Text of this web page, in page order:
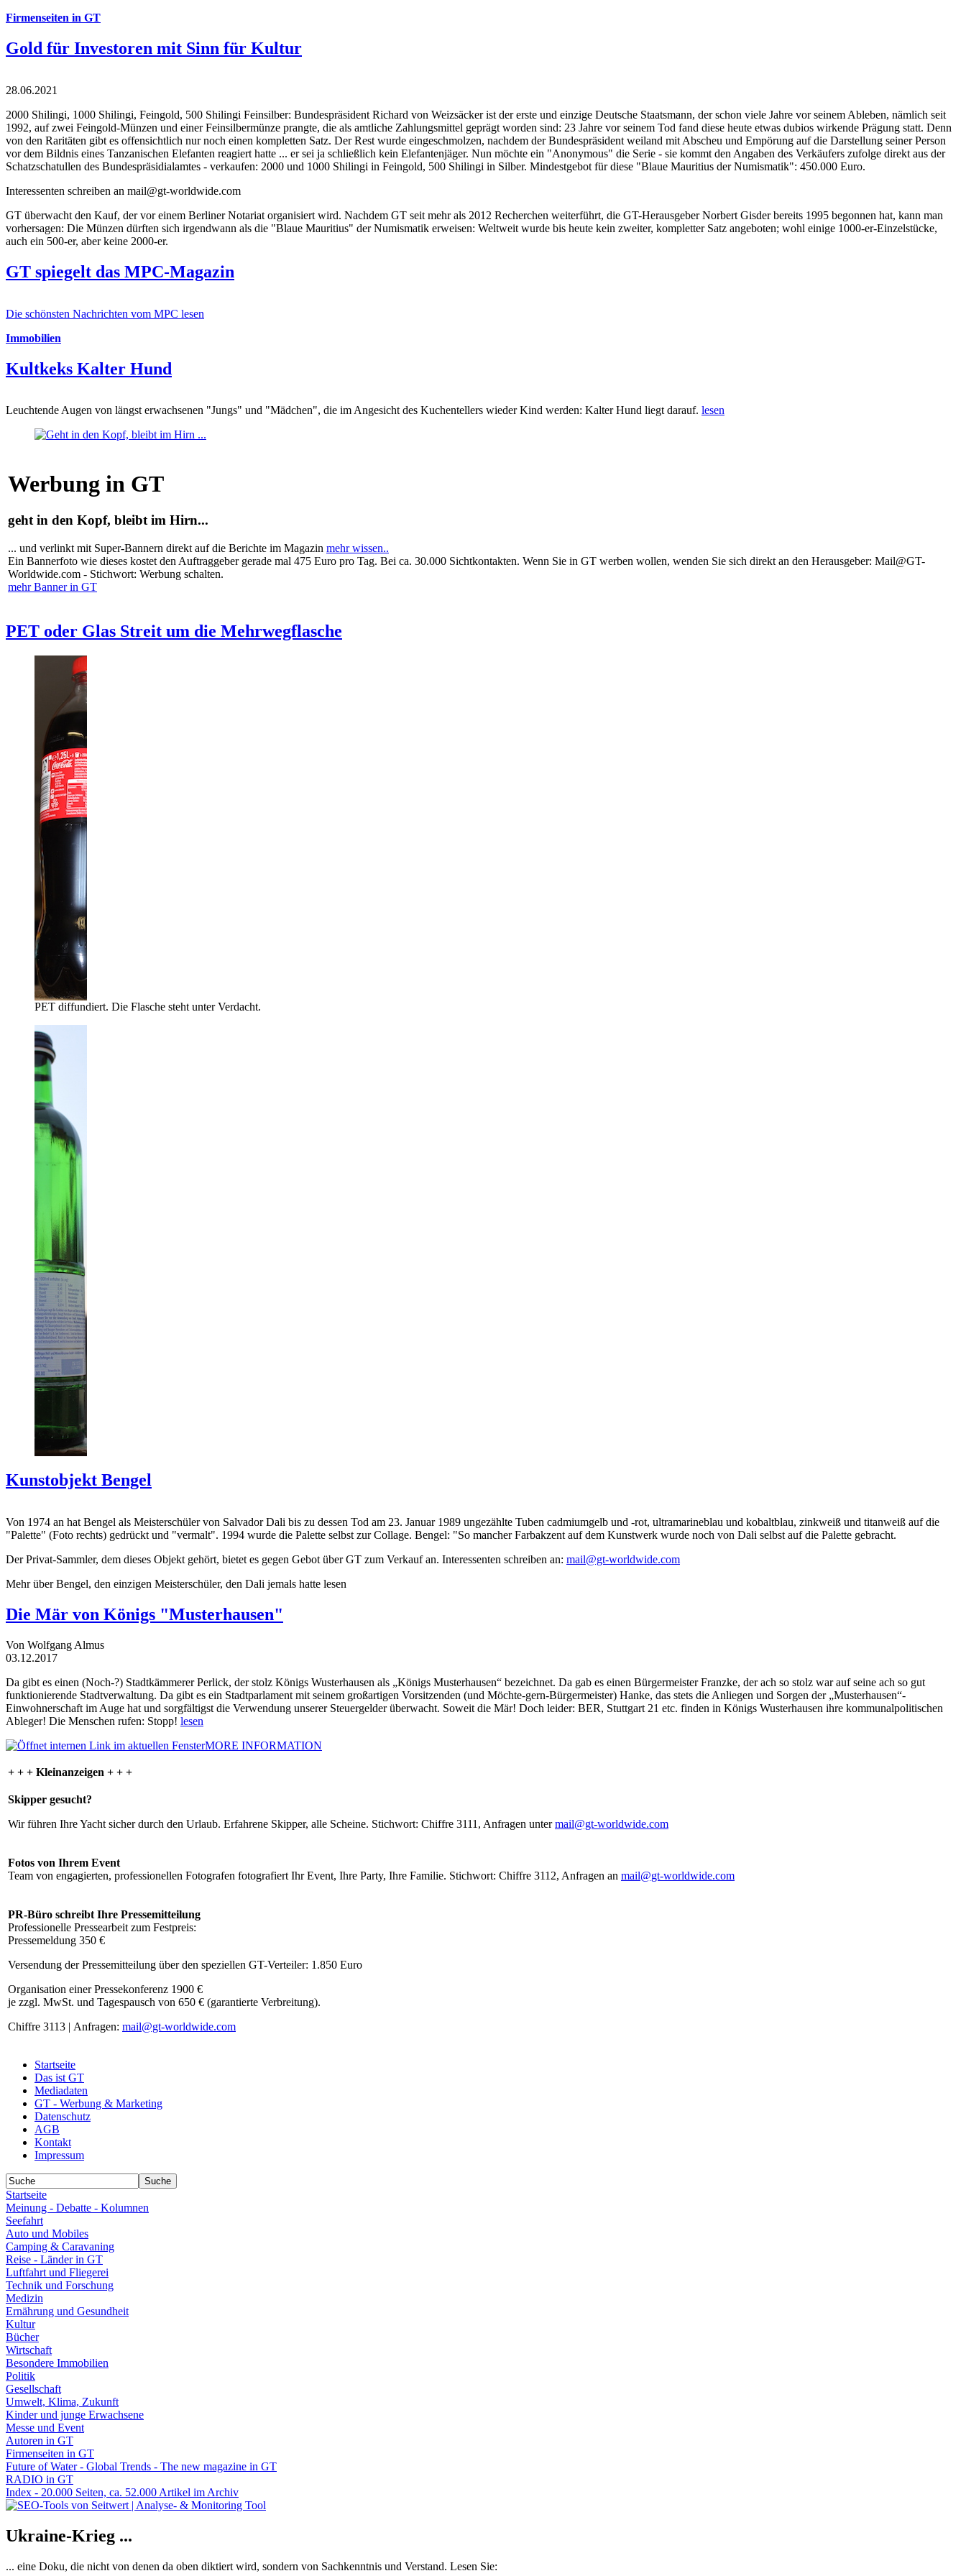
Firmenseiten in GT
Gold für Investoren mit Sinn für Kultur
28.06.2021
2000 Shilingi, 1000 Shilingi, Feingold, 500 Shilingi Feinsilber: Bundespräsident Richard von Weizsäcker ist der erste und einzige Deutsche Staatsmann, der schon viele Jahre vor seinem Ableben, nämlich seit
1992, auf zwei Feingold-Münzen und einer Feinsilbermünze prangte, die als amtliche Zahlungsmittel geprägt worden sind: 23 Jahre vor seinem Tod fand diese heute etwas dubios wirkende Prägung statt. Denn
von den Raritäten gibt es offensichtlich nur noch einen kompletten Satz. Der Rest wurde eingeschmolzen, nachdem der Bundespräsident weiland mit Abscheu und Empörung auf die Darstellung seiner Person
vor dem Bildnis eines Tanzanischen Elefanten reagiert hatte ... er sei ja schließlich kein Elefantenjäger. Nun möchte ein "Anonymous" die Serie - sie kommt den Angaben des Verkäufers zufolge direkt aus der
Schatzschatullen des Bundespräsidialamtes - verkaufen: 2000 und 1000 Shilingi in Feingold, 500 Shilingi in Silber. Mindestgebot für diese "Blaue Mauritius der Numismatik": 450.000 Euro.
Interessenten schreiben an mail@gt-worldwide.com
GT überwacht den Kauf, der vor einem Berliner Notariat organisiert wird. Nachdem GT seit mehr als 2012 Recherchen weiterführt, die GT-Herausgeber Norbert Gisder bereits 1995 begonnen hat, kann man
vorhersagen: Die Münzen dürften sich irgendwann als die "Blaue Mauritius" der Numismatik erweisen: Weltweit wurde bis heute kein zweiter, kompletter Satz angeboten; wohl einige 1000-er-Einzelstücke,
auch ein 500-er, aber keine 2000-er.
GT spiegelt das MPC-Magazin
Die schönsten Nachrichten vom MPC lesen
Immobilien
Kultkeks Kalter Hund
Leuchtende Augen von längst erwachsenen "Jungs" und "Mädchen", die im Angesicht des Kuchentellers wieder Kind werden: Kalter Hund liegt darauf. lesen
Werbung in GT
geht in den Kopf, bleibt im Hirn...
... und verlinkt mit Super-Bannern direkt auf die Berichte im Magazin mehr wissen..
Ein Bannerfoto wie dieses kostet den Auftraggeber gerade mal 475 Euro pro Tag. Bei ca. 30.000 Sichtkontakten. Wenn Sie in GT werben wollen, wenden Sie sich direkt an den Herausgeber: Mail@GT-
Worldwide.com - Stichwort: Werbung schalten.
mehr Banner in GT
PET oder Glas Streit um die Mehrwegflasche
PET diffundiert. Die Flasche steht unter Verdacht.
Kunstobjekt Bengel
Von 1974 an hat Bengel als Meisterschüler von Salvador Dali bis zu dessen Tod am 23. Januar 1989 ungezählte Tuben cadmiumgelb und -rot, ultramarineblau und kobaltblau, zinkweiß und titanweiß auf die
"Palette" (Foto rechts) gedrückt und "vermalt". 1994 wurde die Palette selbst zur Collage. Bengel: "So mancher Farbakzent auf dem Kunstwerk wurde noch von Dali selbst auf die Palette gebracht.
Der Privat-Sammler, dem dieses Objekt gehört, bietet es gegen Gebot über GT zum Verkauf an. Interessenten schreiben an: mail@gt-worldwide.com
Mehr über Bengel, den einzigen Meisterschüler, den Dali jemals hatte lesen
Die Mär von Königs "Musterhausen"
Von Wolfgang Almus
03.12.2017
Da gibt es einen (Noch-?) Stadtkämmerer Perlick, der stolz Königs Wusterhausen als „Königs Musterhausen“ bezeichnet. Da gab es einen Bürgermeister Franzke, der ach so stolz war auf seine ach so gut
funktionierende Stadtverwaltung. Da gibt es ein Stadtparlament mit seinem großartigen Vorsitzenden (und Möchte-gern-Bürgermeister) Hanke, das stets die Anliegen und Sorgen der „Musterhausen“-
Einwohnerschaft im Auge hat und sorgfältigst die Verwendung unserer Steuergelder überwacht. Soweit die Mär! Doch leider: BER, Stuttgart 21 etc. finden in Königs Wusterhausen ihre kommunalpolitischen
Ableger! Die Menschen rufen: Stopp! lesen
MORE INFORMATION
+ + + Kleinanzeigen + + +
Skipper gesucht?
Wir führen Ihre Yacht sicher durch den Urlaub. Erfahrene Skipper, alle Scheine. Stichwort: Chiffre 3111, Anfragen untermail@gt-worldwide.com
Fotos von Ihrem Event
Team von engagierten, professionellen Fotografen fotografiert Ihr Event, Ihre Party, Ihre Familie. Stichwort: Chiffre 3112, Anfragen an mail@gt-worldwide.com
PR-Büro schreibt Ihre Pressemitteilung
Professionelle Pressearbeit zum Festpreis:
Pressemeldung 350 €
Versendung der Pressemitteilung über den speziellen GT-Verteiler: 1.850 Euro
Organisation einer Pressekonferenz 1900 €
je zzgl. MwSt. und Tagespausch von 650 € (garantierte Verbreitung).
Chiffre 3113 | Anfragen: mail@gt-worldwide.com
Startseite
Das ist GT
Mediadaten
GT - Werbung & Marketing
Datenschutz
AGB
Kontakt
Impressum
Startseite
Meinung - Debatte - Kolumnen
Seefahrt
Auto und Mobiles
Camping & Caravaning
Reise - Länder in GT
Luftfahrt und Fliegerei
Technik und Forschung
Medizin
Ernährung und Gesundheit
Kultur
Bücher
Wirtschaft
Besondere Immobilien
Politik
Gesellschaft
Umwelt, Klima, Zukunft
Kinder und junge Erwachsene
Messe und Event
Autoren in GT
Firmenseiten in GT
Future of Water - Global Trends - The new magazine in GT
RADIO in GT
Index - 20.000 Seiten, ca. 52.000 Artikel im Archiv
Ukraine-Krieg ...
... eine Doku, die nicht von denen da oben diktiert wird, sondern von Sachkenntnis und Verstand. Lesen Sie: